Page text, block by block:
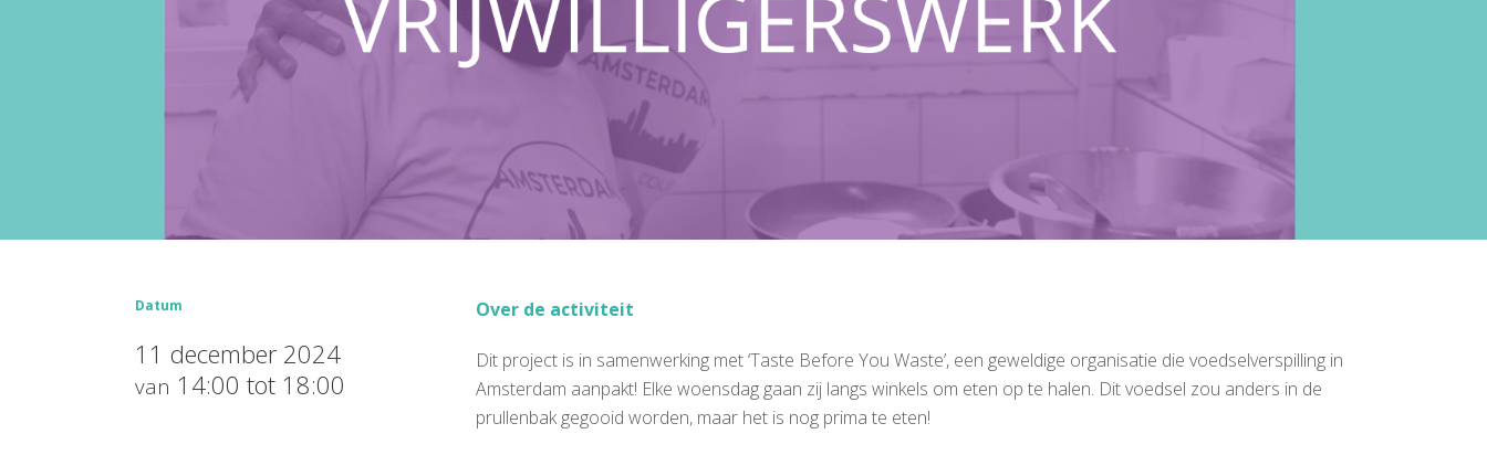
Datum
11 december 2024
van 14:00 tot 18:00
Over de activiteit
Dit project is in samenwerking met ‘Taste Before You Waste’, een geweldige organisatie die voedselverspilling in
Amsterdam aanpakt! Elke woensdag gaan zij langs winkels om eten op te halen. Dit voedsel zou anders in de
prullenbak gegooid worden, maar het is nog prima te eten!